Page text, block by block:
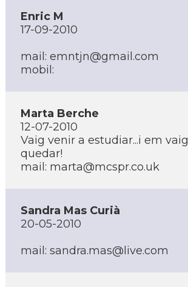
Enric M
17-09-2010
mail: emntjn@gmail.com
mobil:
Marta Berche
12-07-2010
Vaig venir a estudiar...i em vaig
quedar!
mail: marta@mcspr.co.uk
Sandra Mas Curià
20-05-2010
mail: sandra.mas@live.com